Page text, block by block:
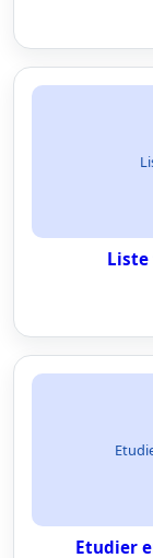
Liste
Etudier